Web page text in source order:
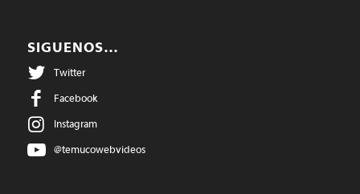
SIGUENOS…
Twitter
Facebook
Instagram
@temucowebvideos